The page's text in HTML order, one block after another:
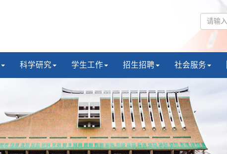
科学研究 学生工作 招生招聘 社会服务